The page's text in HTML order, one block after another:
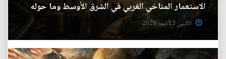
الاستعمار المناخي الغربي في الشرق الأوسط وما حوله
الأثنين 13 تموز 2026